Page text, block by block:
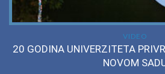
VIDEO
20 GODINA UNIVERZITETA
NOVOM